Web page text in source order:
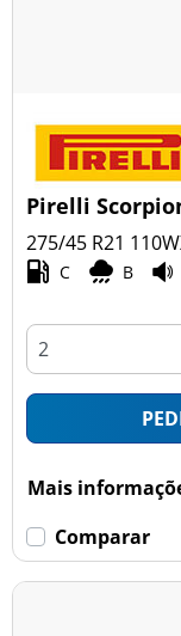
Pirelli
275/45 R21 110W
C B
Mais
Comparar